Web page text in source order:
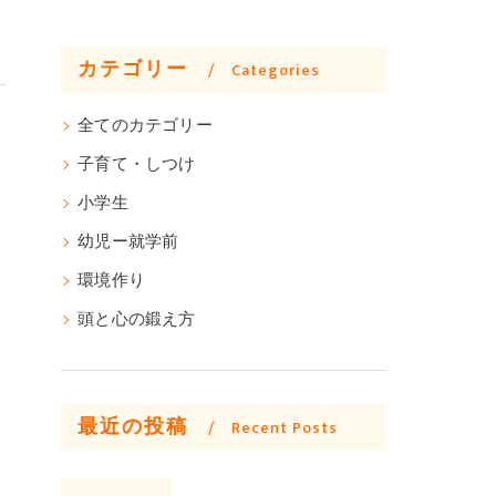
カテゴリー Categories
全てのカテゴリー
子育て・しつけ
小学生
幼児ー就学前
環境作り
頭と心の鍛え方
最近の投稿 Recent Posts